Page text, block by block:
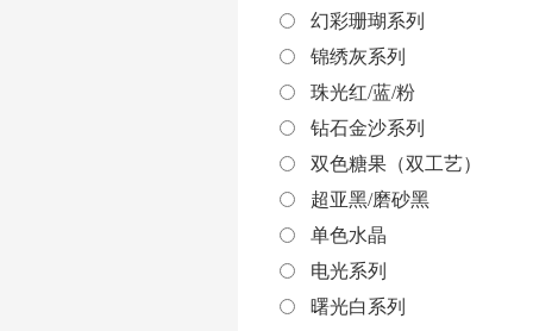
幻彩珊瑚系列
锦绣灰系列
珠光红/蓝/粉
钻石金沙系列
双色糖果（双工艺）
超亚黑/磨砂黑
单色水晶
电光系列
曙光白系列